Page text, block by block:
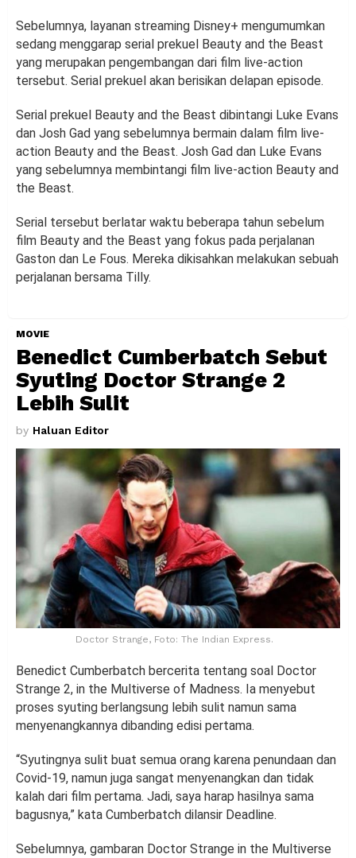
Sebelumnya, layanan streaming Disney+ mengumumkan
sedang menggarap serial prekuel Beauty and the Beast
yang merupakan pengembangan dari film live-action
tersebut. Serial prekuel akan berisikan delapan episode.
Serial prekuel Beauty and the Beast dibintangi Luke Evans
dan Josh Gad yang sebelumnya bermain dalam film live-
action Beauty and the Beast. Josh Gad dan Luke Evans
yang sebelumnya membintangi film live-action Beauty and
the Beast.
Serial tersebut berlatar waktu beberapa tahun sebelum
film Beauty and the Beast yang fokus pada perjalanan
Gaston dan Le Fous. Mereka dikisahkan melakukan sebuah
perjalanan bersama Tilly.
MOVIE
Benedict Cumberbatch Sebut
Syuting Doctor Strange 2
Lebih Sulit
by Haluan Editor
Doctor Strange, Foto: The Indian Express.
Benedict Cumberbatch bercerita tentang soal Doctor
Strange 2, in the Multiverse of Madness. Ia menyebut
proses syuting berlangsung lebih sulit namun sama
menyenangkannya dibanding edisi pertama.
“Syutingnya sulit buat semua orang karena penundaan dan
Covid-19, namun juga sangat menyenangkan dan tidak
kalah dari film pertama. Jadi, saya harap hasilnya sama
bagusnya,” kata Cumberbatch dilansir Deadline.
Sebelumnya, gambaran Doctor Strange in the Multiverse